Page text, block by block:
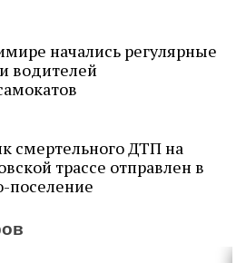
начались регулярные
водителей
смертельного ДТП на
трассе отправлен в
поселение